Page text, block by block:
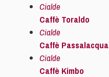
Cialde
Caffè Toraldo
Cialde
Caffè Passalacqua
Cialde
Caffè Kimbo